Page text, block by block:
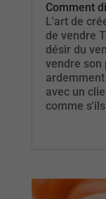
Comment
L'art de
de vendre
désir du
vendre son
avec un
comme